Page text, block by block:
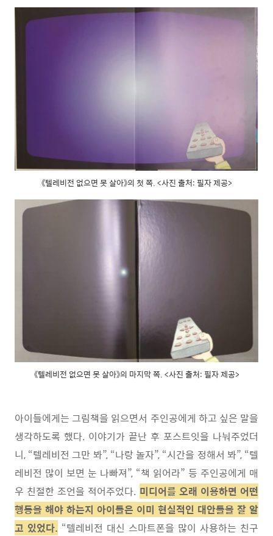
《텔레비전 없으면 못 살아》의 첫 쪽. <사진 출처: 필자 제공>
《텔레비전 없으면 못 살아》의 마지막 쪽. <사진 출처: 필자 제공>
아이들에게는 그림책을 읽으면서 주인공에게 하고 싶은 말을
생각하도록 했다. 이야기가 끝난 후 포스트잇을 나눠주었더
니, “텔레비전 그만 봐”, “나랑 놀자”, “시간을 정해서 봐”, “텔
레비전 많이 보면 눈 나빠져”, “책 읽어라” 등 주인공에게 매
우 친절한 조언을 적어주었다. 미디어를 오래 이용하면 어떤
행동을 해야 하는지 아이들은 이미 현실적인 대안들을 잘 알
고 있었다. “텔레비전 대신 스마트폰을 많이 사용하는 친구